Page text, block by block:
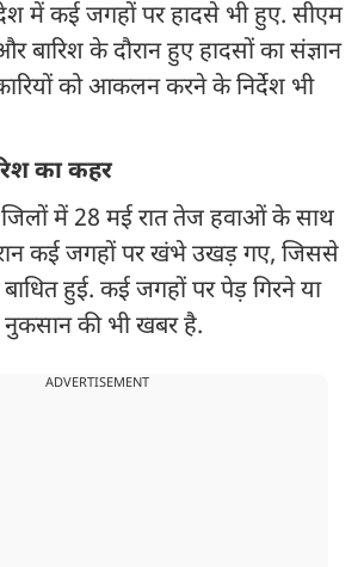
में कई जगहों पर हादसे भी हुए. सीएम
बारिश के दौरान हुए हादसों का संज्ञान
को आकलन करने के निर्देश भी
का कहर
जिलों में 28 मई रात तेज हवाओं के साथ
कई जगहों पर खंभे उखड़ गए, जिससे
हुई. कई जगहों पर पेड़ गिरने या
की भी खबर है.
ADVERTISEMENT